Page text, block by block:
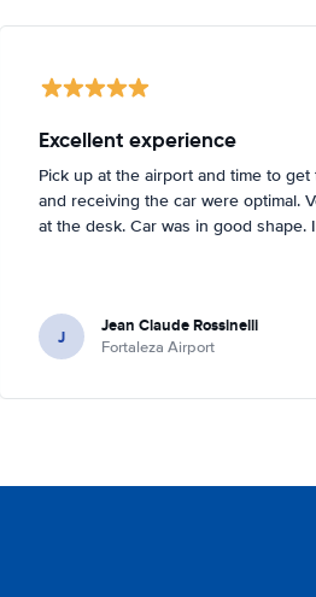
Excellent experience
Pick up at the airport and time to
and receiving the car were optimal.
at the desk. Car was in good shape.
J Jean Claude Rossinelli
Fortaleza Airport